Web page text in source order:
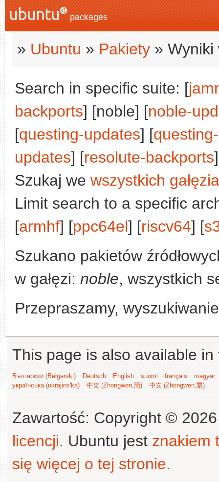
packages
» Ubuntu » Pakiety » Wyniki
Search in specific suite: [
backports] [noble] [noble-
[questing-updates] [
updates] [resolute-backports
Szukaj we wszystkich
Limit search to a specific
[armhf] [ppc64el] [riscv64] [
Szukano pakietów
w gałęzi: noble, wszystkich
Przepraszamy,
This page is also available
Български (Bəlgarski) Deutsch English suomi français
magyar
українська (ukrajins'ka)
中文 (Zhongwen,简) 中文 (Zhongwen,繁)
Zawartość: Copyright ©
licencji. Ubuntu jest znakiem
się więcej o tej stronie.